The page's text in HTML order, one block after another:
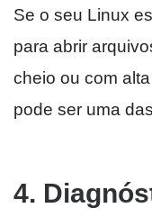
Se o seu Linux
para abrir
cheio ou com
pode ser uma
4.